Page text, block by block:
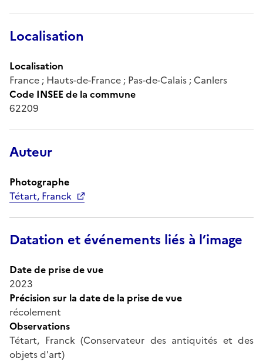
Localisation
Localisation
France ; Hauts-de-France ; Pas-de-Calais ; Canlers
Code INSEE de la commune
62209
Auteur
Photographe
Tétart, Franck
Datation et événements liés à l’image
Date de prise de vue
2023
Précision sur la date de la prise de vue
récolement
Observations
Tétart, Franck (Conservateur des antiquités et des
objets d'art)